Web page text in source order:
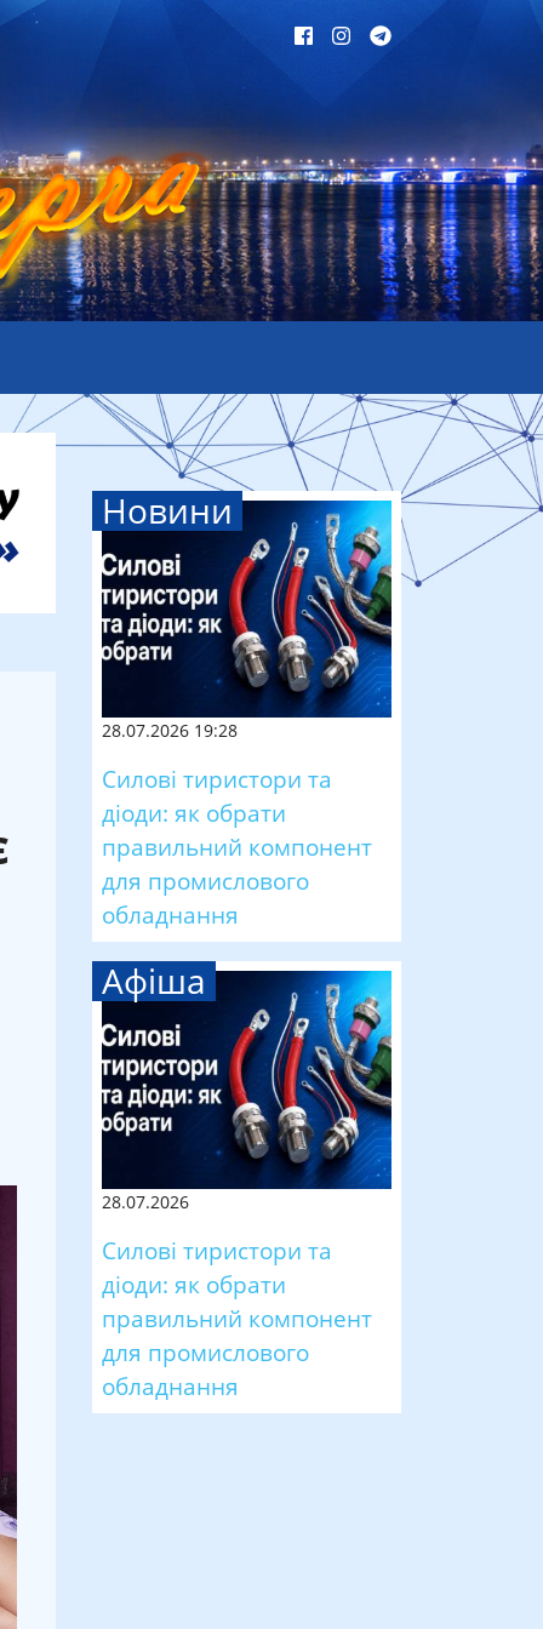
Новини
28.07.2026 19:28
Силові тиристори та
діоди: як обрати
правильний компонент
для промислового
обладнання
Афіша
28.07.2026
Силові тиристори та
діоди: як обрати
правильний компонент
для промислового
обладнання